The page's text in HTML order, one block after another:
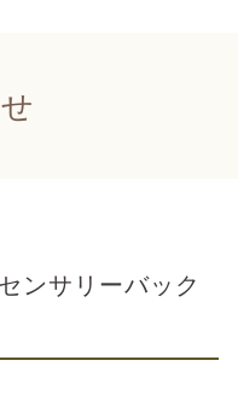
ンサリーバック